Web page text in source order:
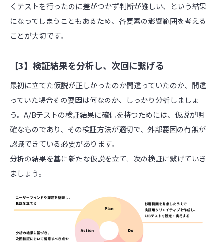
くテストを行ったのに差がつかず判断が難しい、という結果
になってしまうこともあるため、各要素の影響範囲を考える
ことが大切です。
【3】検証結果を分析し、次回に繋げる
最初に立てた仮説が正しかったのか間違っていたのか、間違
っていた場合その要因は何なのか、しっかり分析しましょ
う。A/Bテストの検証結果に確信を持つためには、仮説が明
確なものであり、その検証方法が適切で、外部要因の有無が
認識できている必要があります。
分析の結果を基に新たな仮説を立て、次の検証に繋げていき
ましょう。